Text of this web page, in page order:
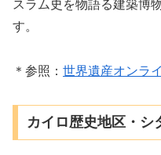
スラム史を物語る建築博
す。
＊参照： 世界遺産オンラ
カイロ歴史地区・シ